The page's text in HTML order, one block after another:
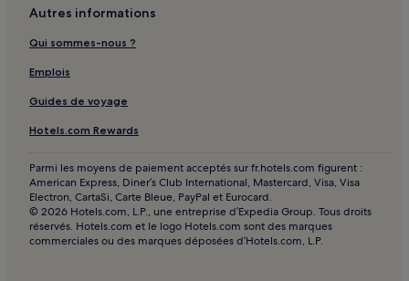
Autres informations
Qui sommes-nous ?
Emplois
Guides de voyage
Hotels.com Rewards
Parmi les moyens de paiement acceptés sur fr.hotels.com figurent :
American Express, Diner’s Club International, Mastercard, Visa, Visa
Electron, CartaSi, Carte Bleue, PayPal et Eurocard.
© 2026 Hotels.com, L.P., une entreprise d’Expedia Group. Tous droits
réservés. Hotels.com et le logo Hotels.com sont des marques
commerciales ou des marques déposées d’Hotels.com, L.P.